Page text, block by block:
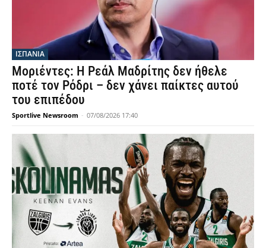
ΙΣΠΑΝΙΑ
Μοριέντες: Η Ρεάλ Μαδρίτης δεν ήθελε
ποτέ τον Ρόδρι – δεν χάνει παίκτες αυτού
του επιπέδου
Sportlive Newsroom - 07/08/2026 17:40